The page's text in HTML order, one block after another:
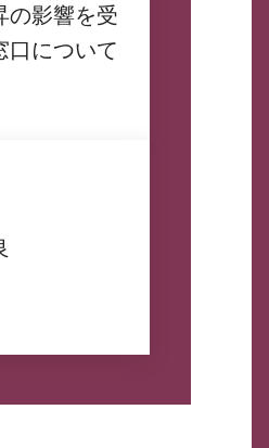
の影響を受
口について